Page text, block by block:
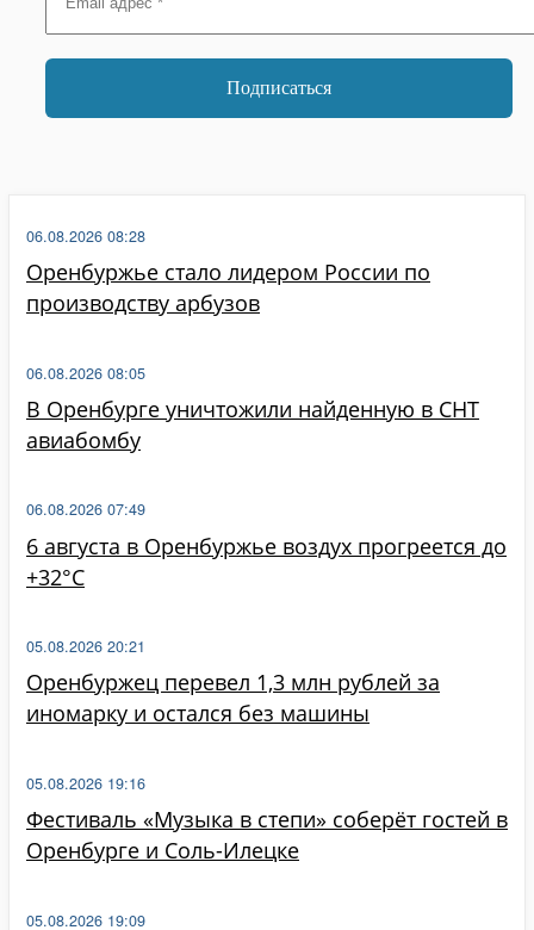
Оренбуржье стало лидером России по
производству арбузов
06.08.2026 08:28
В Оренбурге уничтожили найденную в СНТ
авиабомбу
06.08.2026 08:05
6 августа в Оренбуржье воздух прогреется до
+32°C
06.08.2026 07:49
Оренбуржец перевел 1,3 млн рублей за
иномарку и остался без машины
05.08.2026 20:21
Фестиваль «Музыка в степи» соберёт гостей в
Оренбурге и Соль-Илецке
05.08.2026 19:16
05.08.2026 19:09